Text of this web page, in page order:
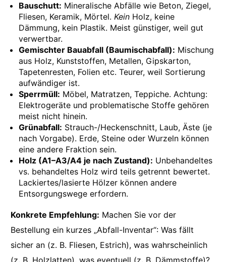
Bauschutt: Mineralische Abfälle wie Beton, Ziegel,
Fliesen, Keramik, Mörtel.Kein Holz, keine
Dämmung, kein Plastik. Meist günstiger, weil gut
verwertbar.
Gemischter Bauabfall (Baumischabfall): Mischung
aus Holz, Kunststoffen, Metallen, Gipskarton,
Tapetenresten, Folien etc. Teurer, weil Sortierung
aufwändiger ist.
Sperrmüll: Möbel, Matratzen, Teppiche. Achtung:
Elektrogeräte und problematische Stoffe gehören
meist nicht hinein.
Grünabfall: Strauch-/Heckenschnitt, Laub, Äste (je
nach Vorgabe). Erde, Steine oder Wurzeln können
eine andere Fraktion sein.
Holz (A1–A3/A4 je nach Zustand): Unbehandeltes
vs. behandeltes Holz wird teils getrennt bewertet.
Lackiertes/lasierte Hölzer können andere
Entsorgungswege erfordern.
Konkrete Empfehlung: Machen Sie vor der
Bestellung ein kurzes „Abfall-Inventar“: Was fällt
sicher an (z. B. Fliesen, Estrich), was wahrscheinlich